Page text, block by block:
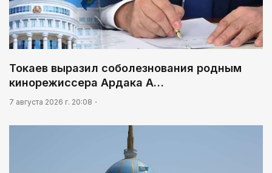
Токаев выразил соболезнования родным
кинорежиссера Ардака А…
7 августа 2026 г. 20:08